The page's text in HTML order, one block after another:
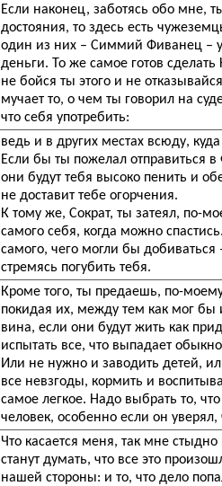
Если наконец, заботясь обо мне,
достояния, то здесь есть
один из них – Симмий Фиванец –
деньги. То же самое готов сделать
не бойся ты этого и не
мучает то, о чем ты говорил на
что себя употребить:
ведь и в других местах всюду,
Если бы ты пожелал отправиться
они будут тебя высоко пенить и
не доставит тебе огорчения.
К тому же, Сократ, ты затеял, по-
самого себя, когда можно
самого, чего могли бы
стремясь погубить тебя.
Кроме того, ты предаешь, по-
покидая их, между тем как мог бы
вина, если они будут жить как
испытать все, что выпадает
Или не нужно и заводить детей,
все невзгоды, кормить и
самое легкое. Надо выбрать то,
человек, особенно если он
Что касается меня, так мне
станут думать, что все это
нашей стороны: и то, что дело